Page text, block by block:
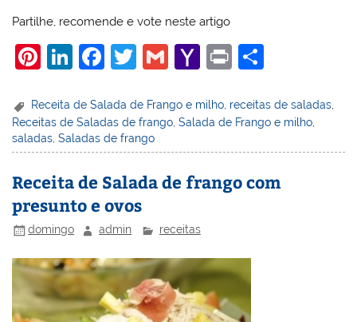
Partilhe, recomende e vote neste artigo
Pi
er
e
st
Li
k
e
dI
n
F
c
e
b
o
o
k
T
itt
er
G
ai
l
Y
h
o
o
M
l
Pr
t
ar
e
Receita de Salada de Frango e milho, receitas de saladas,
Receitas de Saladas de frango ,Salada de Frango e milho
saladas ,Saladas de frango
Receita de Salada de frango com
presunto e ovos
domingo admin receitas